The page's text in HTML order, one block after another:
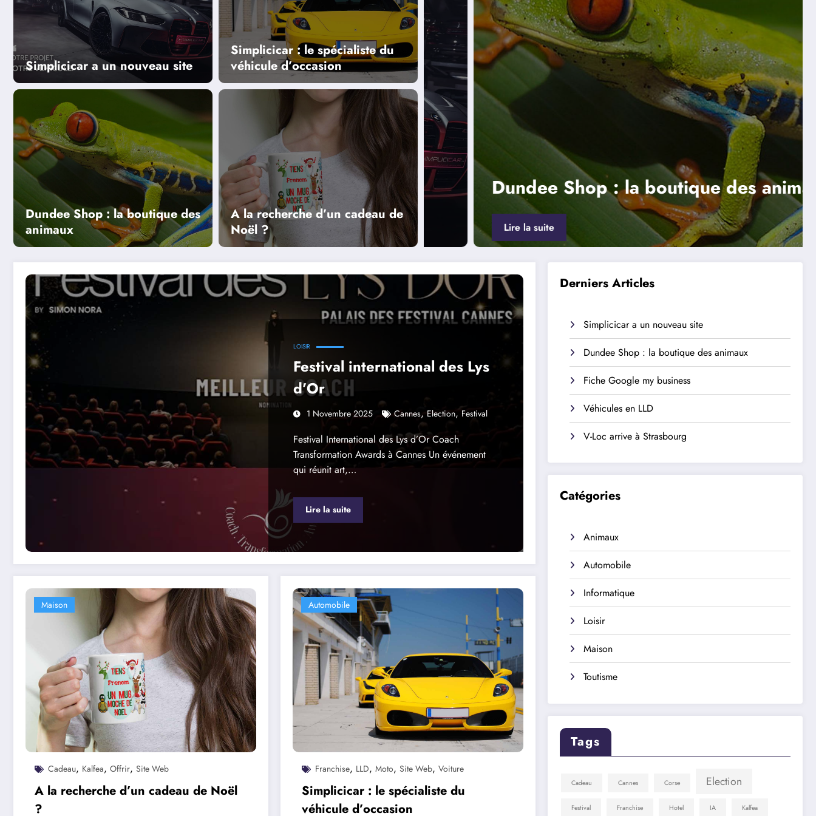
Simplicicar a un nouveau site
Dundee Shop : la boutique des
animaux
Simplicicar : le spécialiste du
véhicule d’occasion
A la recherche d’un cadeau de
Noël ?
Simplicicar a un nouveau site
Lire la suite
Dundee Shop : la boutique des animaux
Lire la suite
LOISIR
Festival international des Lys
d’Or
1 Novembre 2025 Cannes, Election,Festival
Festival International des Lys d’Or Coach
Transformation Awards à Cannes Un événement
qui réunit art,…
Lire la suite
Maison
Cadeau, Kalfea, Offrir, Site Web
A la recherche d’un cadeau de Noël
?
Automobile
Franchise, LLD, Moto, Site Web, Voiture
Simplicicar : le spécialiste du
véhicule d’occasion
Derniers Articles
Simplicicar a un nouveau site
Dundee Shop : la boutique des animaux
Fiche Google my business
Véhicules en LLD
V-Loc arrive à Strasbourg
Catégories
Animaux
Automobile
Informatique
Loisir
Maison
Toutisme
Tags
Cadeau Cannes Corse Election
Festival Franchise Hotel IA Kalfea